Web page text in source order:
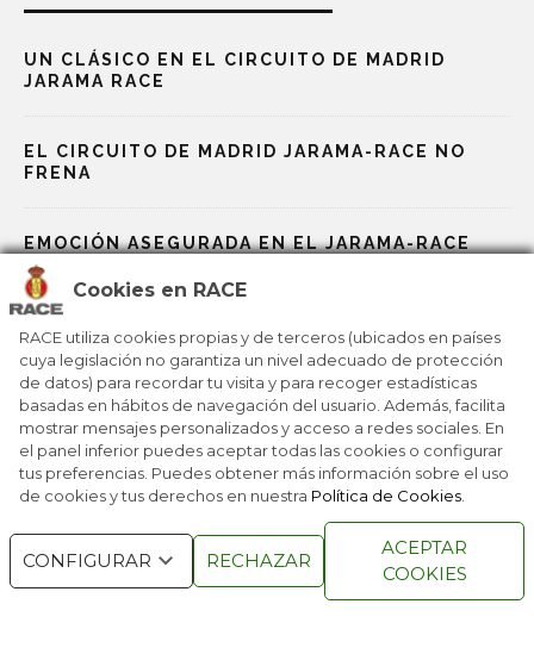
Cookies en RACE
RACE utiliza cookies propias y de terceros (ubicados en países
cuya legislación no garantiza un nivel adecuado de protección
de datos) para recordar tu visita y para recoger estadísticas
basadas en hábitos de navegación del usuario. Además, facilita
mostrar mensajes personalizados y acceso a redes sociales. En
el panel inferior puedes aceptar todas las cookies o configurar
tus preferencias. Puedes obtener más información sobre el uso
de cookies y tus derechos en nuestra Política de Cookies
CONFIGURAR RECHAZAR
ACEPTAR
COOKIES
UN CLÁSICO EN EL CIRCUITO DE MADRID
JARAMA RACE
EL CIRCUITO DE MADRID JARAMA-RACE NO
FRENA
EMOCIÓN ASEGURADA EN EL JARAMA-RACE
RECTA DE META PARA LOS MUNDIALES DEL
MOTOR
LOS MUNDIALES DEL MOTOR SE CALIENTAN
TODOS LOS DERECHOS
RESERVADOS